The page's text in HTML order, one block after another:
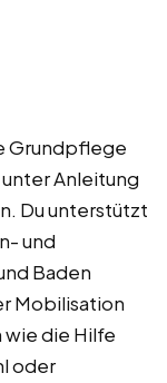
Grundpflege
Anleitung
Du unterstützt
und
Baden
Mobilisation
die Hilfe
oder